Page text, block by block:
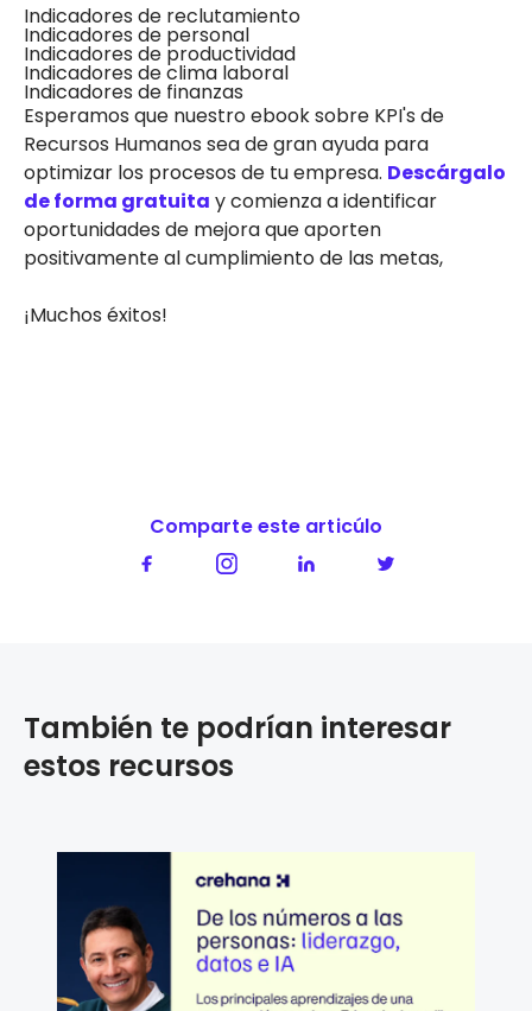
Indicadores de reclutamiento
Indicadores de personal
Indicadores de productividad
Indicadores de clima laboral
Indicadores de finanzas
Esperamos que nuestro ebook sobre KPI's de
Recursos Humanos sea de gran ayuda para
optimizar los procesos de tu empresa. Descárgalo
de forma gratuita y comienza a identificar
oportunidades de mejora que aporten
positivamente al cumplimiento de las metas,
¡Muchos éxitos!
Comparte este articúlo
También te podrían interesar
estos recursos